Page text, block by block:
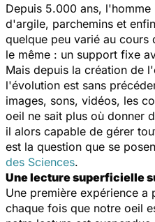
Depuis 5.000 ans,
d'argile, parchemins et
quelque peu varié au
le même : un support fixe
Mais depuis la création de
l'évolution est sans
images, sons, vidéos, les
oeil ne sait plus où donner
il alors capable de gérer
est la question que se
des Sciences.
Une lecture superficielle
Une première expérience
chaque fois que notre oeil